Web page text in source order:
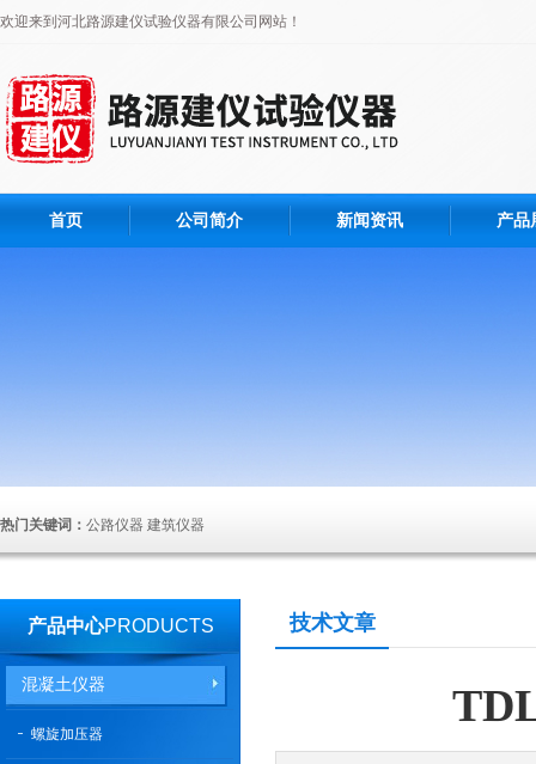
欢迎来到河北路源建仪试验仪器有限公司网站！
首页 公司简介 新闻资讯 产品
热门关键词： 公路仪器 建筑仪器
产品中心PRODUCTS
混凝土仪器
螺旋加压器
技术文章